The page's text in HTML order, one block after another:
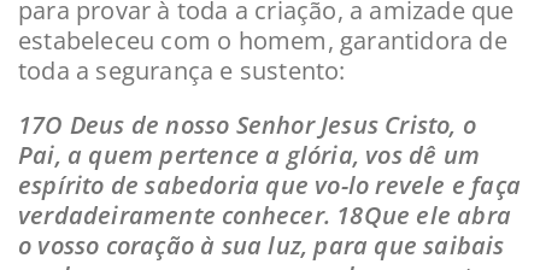
para provar à toda a criação, a amizade que
estabeleceu com o homem, garantidora de
toda a segurança e sustento:
17O Deus de nosso Senhor Jesus Cristo, o
Pai, a quem pertence a glória, vos dê um
espírito de sabedoria que vo-lo revele e faça
verdadeiramente conhecer. 18Que ele abra
o vosso coração à sua luz, para que saibais